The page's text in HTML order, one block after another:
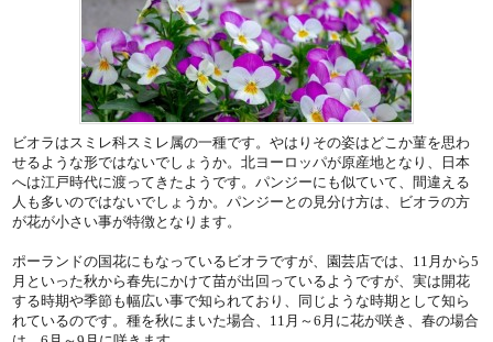
ビオラはスミレ科スミレ属の一種です。やはりその姿はどこか菫を思わ
せるような形ではないでしょうか。北ヨーロッパが原産地となり、日本
へは江戸時代に渡ってきたようです。パンジーにも似ていて、間違える
人も多いのではないでしょうか。パンジーとの見分け方は、ビオラの方
が花が小さい事が特徴となります。
ポーランドの国花にもなっているビオラですが、園芸店では、11月から5
月といった秋から春先にかけて苗が出回っているようですが、実は開花
する時期や季節も幅広い事で知られており、同じような時期として知ら
れているのです。種を秋にまいた場合、11月～6月に花が咲き、春の場合